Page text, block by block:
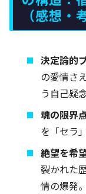
（感想・
決定論的
の愛情さ
う自己疑念
魂の限界
を「セラ
絶望を希
裂かれた
情の爆発。